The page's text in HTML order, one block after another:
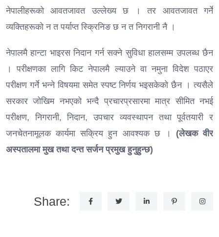
नेपालीहरूको आवतजावत उल्लेख्य छ । तर आवतजावत गर्ने
व्यक्तिहरूको न त पर्याप्त स्क्रिनिङ छ न त निगरानी नै ।
नेपालमै हान्टा भाइरस निदान गर्न सक्ने सुविधा हालसम्म उपलब्ध छैन
। परीक्षणका लागि किट नेपालमै ल्याउने वा नमुना विदेश पठाएर
परीक्षण गर्ने भन्ने विषयमा समेत स्पष्ट निर्णय भइसकेको छैन । त्यसैले
सरकार जोखिम नभएको भन्दै प्रचारप्रसारमा मात्र सीमित नभई
परीक्षण, निगरानी, निदान, उपचार व्यवस्थापन तथा पूर्वतयारी र
जनचेतनामूलक कार्यमा सक्रिय हुन आवश्यक छ । (लेखक वीर
अस्पतालमा मुख तथा दन्त सर्जन प्रमुख हुनुहुन्छ)
Share: